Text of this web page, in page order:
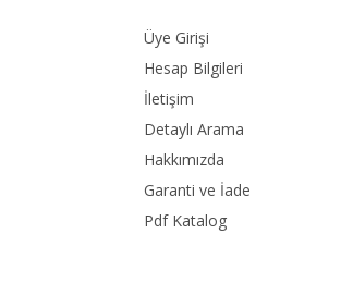
Üye Girişi
Hesap Bilgileri
İletişim
Detaylı Arama
Hakkımızda
Garanti ve İade
Pdf Katalog